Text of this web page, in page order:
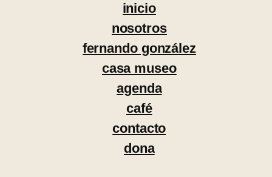
inicio
nosotros
fernando gonzález
casa museo
agenda
café
contacto
dona